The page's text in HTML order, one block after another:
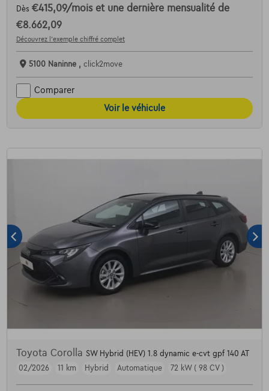
Dès €415,09/mois et une dernière mensualité de
€8.662,09
Découvrez l’exemple chiffré complet
5100 Naninne , click2move
Comparer
Voir le véhicule
Toyota Corolla SW Hybrid (HEV) 1.8 dynamic e-cvt gpf 140 AT
02/2026
11 km Hybrid Automatique 72 kW ( 98 CV )